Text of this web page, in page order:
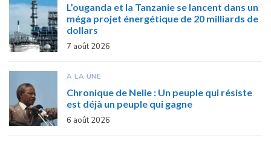
L’ouganda et la Tanzanie se lancent dans un
méga projet énergétique de 20 milliards de
dollars
7 août 2026
A LA UNE
Chronique de Nelie : Un peuple qui résiste
est déjà un peuple qui gagne
6 août 2026